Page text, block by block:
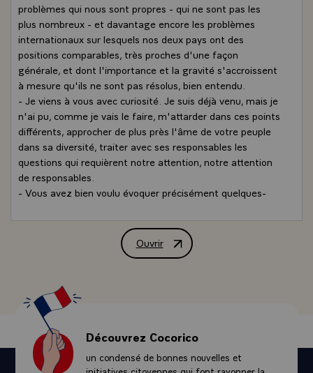
problèmes qui nous sont propres - qui ne sont pas les
plus nombreux - et davantage encore les problèmes
internationaux sur lesquels nos deux pays ont des
positions comparables, très proches d'une façon
générale, et dont l'importance et la gravité s'accroissent
à mesure qu'ils ne sont pas résolus, bien entendu.
- Je viens à vous avec curiosité. Je suis déjà venu, mais je
n'ai pu, comme je vais le faire, m'attarder dans ces points
différents, approcher de plus près l'âme de votre peuple
dans sa diversité, traiter avec ses responsables les
questions qui requièrent notre attention, notre attention
de responsables.
- Vous avez bien voulu évoquer précisément quelques-
multiples occasions au cours des rencontres qui me sont
proposées et je m'en réjouis, d'aller au fond, autant qu'il
avez abordées, madame le Gouverneur général, avec la
chaleur du coeur et la clarté de l'esprit. Je salue votre
rôle éminent et je vous remercie de l'hospitalité dont
vous vous faites l'interprète.
- Cette journée sera pour moi qui viens de l'Est - si je puis
dire - assez chargée. Je pourrais comme cela, en l'espace
Ouvrir
Allocution de M. François Mitterrand,
Découvrez Cocorico
un condensé de bonnes nouvelles et